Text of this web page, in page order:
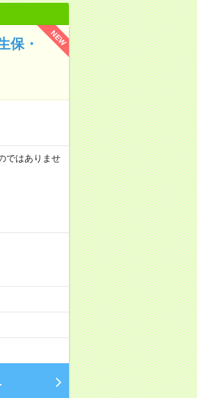
NEW
保・
ではありませ